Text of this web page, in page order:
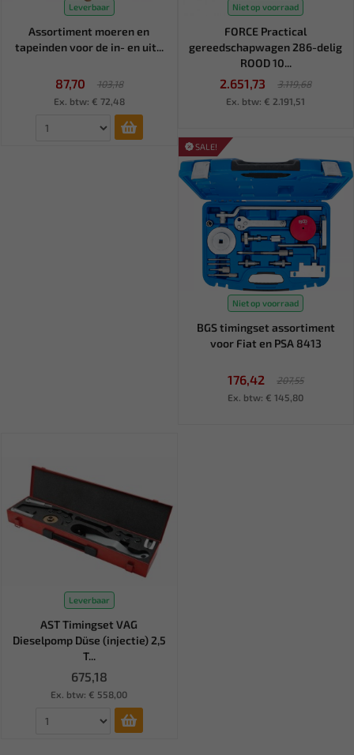
Leverbaar
Assortiment moeren en
tapeinden voor de in- en uit...
87,70
103,18
Ex. btw: € 72,48
Niet op voorraad
FORCE Practical
gereedschapwagen 286-delig
ROOD 10...
2.651,73
3.119,68
Ex. btw: € 2.191,51
SALE!
Niet op voorraad
BGS timingset assortiment
voor Fiat en PSA 8413
176,42
207,55
Ex. btw: € 145,80
Leverbaar
AST Timingset VAG
Dieselpomp Düse (injectie) 2,5
T...
675,18
Ex. btw: € 558,00